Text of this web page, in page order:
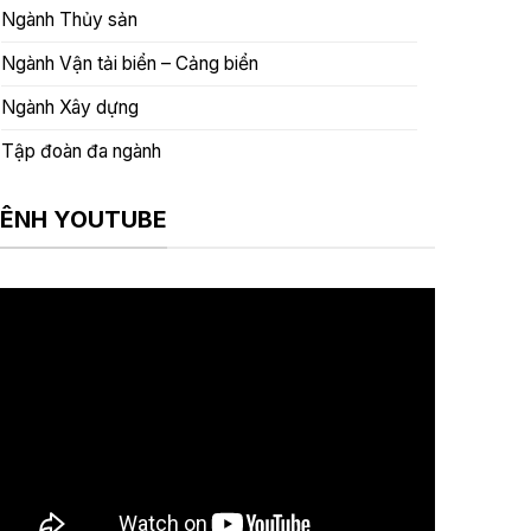
Ngành Thủy sản
Ngành Vận tải biển – Cảng biển
Ngành Xây dựng
Tập đoàn đa ngành
YOUTUBE